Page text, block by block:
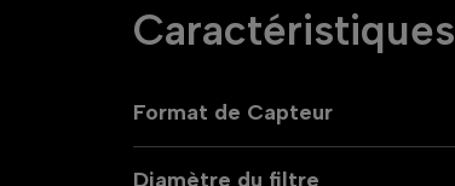
Caractéristiques
Format de Capteur
Diamètre du filtre